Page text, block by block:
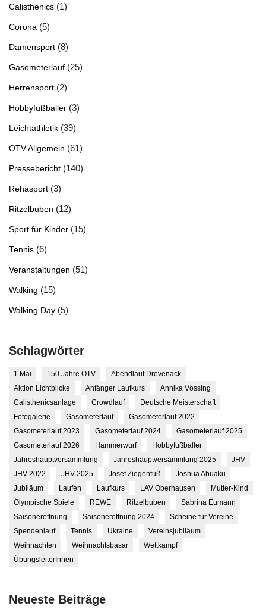
Calisthenics (1)
Corona (5)
Damensport (8)
Gasometerlauf (25)
Herrensport (2)
Hobbyfußballer (3)
Leichtathletik (39)
OTV Allgemein (61)
Pressebericht (140)
Rehasport (3)
Ritzelbuben (12)
Sport für Kinder (15)
Tennis (6)
Veranstaltungen (51)
Walking (15)
Walking Day (5)
Schlagwörter
1.Mai 150 Jahre OTV
Abendlauf Drevenack
Aktion Lichtblicke
Anfänger Laufkurs
Annika Vössing
Calisthenicsanlage
Crowdlauf
Deutsche Meisterschaft
Fotogalerie
Gasometerlauf
Gasometerlauf 2022
Gasometerlauf 2023
Gasometerlauf 2024
Gasometerlauf 2025
Gasometerlauf 2026
Hammerwurf
Hobbyfußballer
Jahreshauptversammlung
Jahreshauptversammlung 2025
JHV
JHV 2022
JHV 2025 Josef Ziegenfuß
Joshua Abuaku
Jubiläum
Laufen Laufkurs LAV Oberhausen
Mutter-Kind
Olympische Spiele
REWE Ritzelbuben
Sabrina Eumann
Saisoneröffnung
Saisoneröffnung 2024
Scheine für Vereine
Spendenlauf
Tennis Ukraine
Vereinsjubiläum
Weihnachten
Weihnachtsbasar
Wettkampf
ÜbungsleiterInnen
Neueste Beiträge